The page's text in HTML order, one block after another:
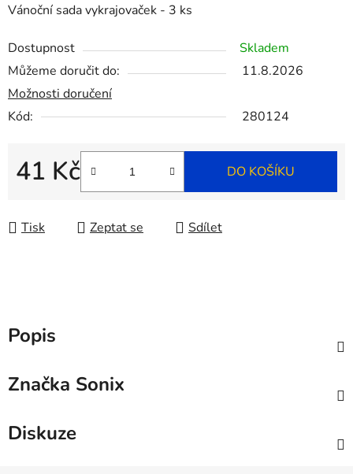
Vánoční sada vykrajovaček - 3 ks
Dostupnost
Skladem
Můžeme doručit do:
11.8.2026
Možnosti doručení
Kód:
280124
41 Kč
Měrná cena:
DO KOŠÍKU
Tisk Zeptat se Sdílet
Popis
Značka Sonix
Diskuze